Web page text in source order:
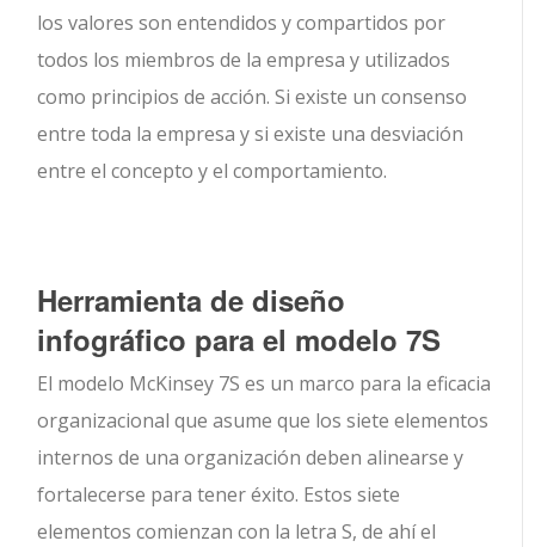
los valores son entendidos y compartidos por
todos los miembros de la empresa y utilizados
como principios de acción. Si existe un consenso
entre toda la empresa y si existe una desviación
entre el concepto y el comportamiento.
Herramienta de diseño
infográfico para el modelo 7S
El modelo McKinsey 7S es un marco para la eficacia
organizacional que asume que los siete elementos
internos de una organización deben alinearse y
fortalecerse para tener éxito. Estos siete
elementos comienzan con la letra S, de ahí el